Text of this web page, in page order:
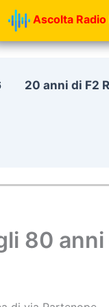
Ascolta Radio
20 anni di F2
80